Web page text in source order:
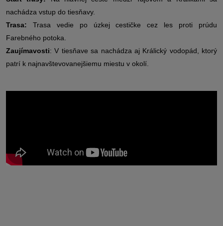
nachádza vstup do tiesňavy.
Trasa: Trasa vedie po úzkej cestičke cez les proti prúdu
Farebného potoka.
Zaujímavosti: V tiesňave sa nachádza aj Králický vodopád, ktorý
patrí k najnavštevovanejšiemu miestu v okolí.